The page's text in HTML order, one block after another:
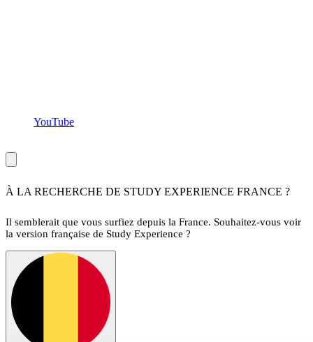
YouTube
À LA RECHERCHE DE STUDY EXPERIENCE FRANCE ?
Il semblerait que vous surfiez depuis la France. Souhaitez-vous voir
la version française de Study Experience ?